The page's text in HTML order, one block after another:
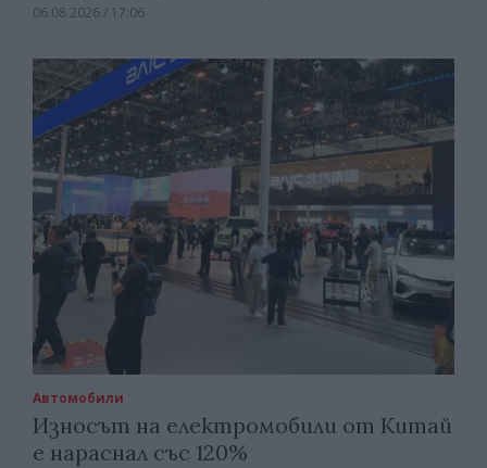
06.08.2026 / 17:06
Автомобили
Износът на електромобили от Китай
е нараснал със 120%